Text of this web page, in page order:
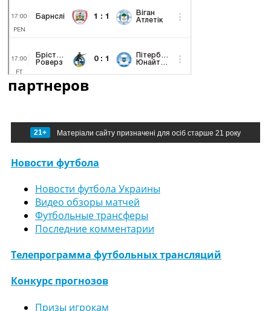
партнеров
21+ Матеріали сайту призначені для осіб старше 21 року
Новости футбола
Новости футбола Украины
Видео обзоры матчей
Футбольные трансферы
Последние комментарии
Телепрограмма футбольных трансляций
Конкурс прогнозов
Призы игрокам